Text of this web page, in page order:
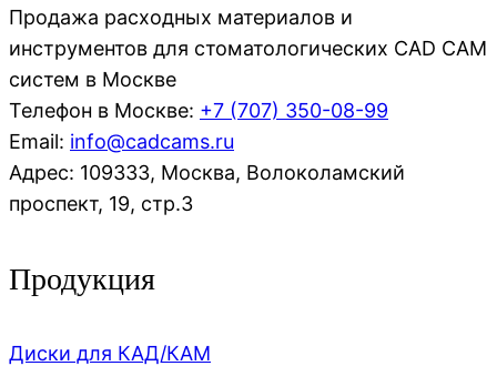
Продажа расходных материалов и
инструментов для стоматологических CAD CAM
систем в Москве
Телефон в Москве: +7 (707) 350-08-99
Email: info@cadcams.ru
Адрес: 109333, Москва, Волоколамский
проспект, 19, стр.3
Продукция
Диски для КАД/КАМ